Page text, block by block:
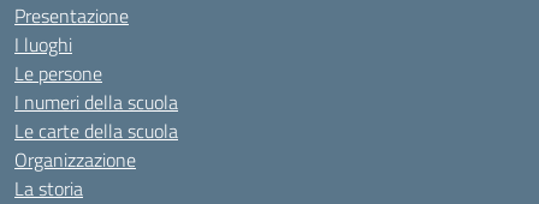
Presentazione
I luoghi
Le persone
I numeri della scuola
Le carte della scuola
Organizzazione
La storia